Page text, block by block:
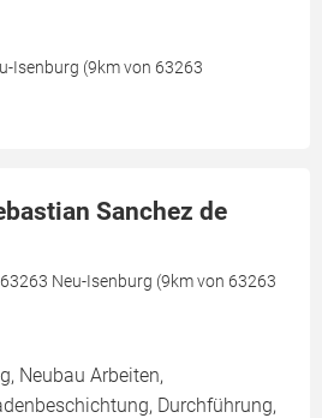
Isenburg (9km von 63263
Sanchez de
Neu-Isenburg (9km von 63263
Neubau Arbeiten,
Durchführung,